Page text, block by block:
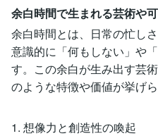
余白時間で生まれる芸術や
余白時間とは、日常の忙し
意識的に「何もしない」や
す。この余白が生み出す芸
のような特徴や価値が挙げら
1. 想像力と創造性の喚起